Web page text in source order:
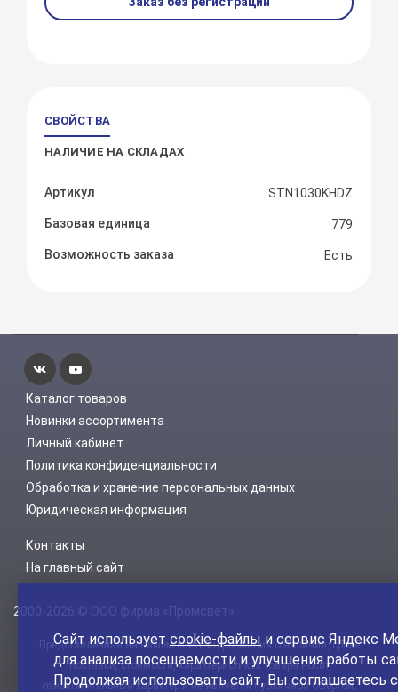
СВОЙСТВА
НАЛИЧИЕ НА СКЛАДАХ
Артикул STN1030KHDZ
Базовая единица 779
Возможность заказа Есть
Каталог товаров
Новинки ассортимента
Личный кабинет
Политика конфиденциальности
Обработка и хранение персональных данных
Юридическая информация
Контакты
На главный сайт
2000-2026 © ООО фирма «Промсвет»
Представленная на нашем сайте информация о наличии, сроке
поставки, стоимости, характеристиках товара носит
ознакомительный характер и не является публичной офертой,
Сайт используетcookie-файлы и сервис Яндекс
для анализа посещаемости и улучшения работы
Продолжая использовать сайт, Вы соглашаетесь